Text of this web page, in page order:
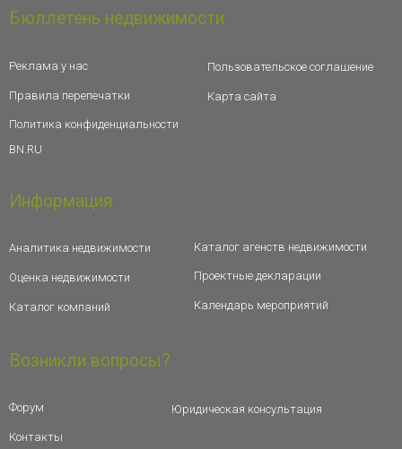
Бюллетень недвижимости
Реклама у нас
Правила перепечатки
Политика конфиденциальности
BN.RU
Пользовательское соглашение
Карта сайта
Информация
Аналитика недвижимости
Оценка недвижимости
Каталог компаний
Каталог агенств недвижимости
Проектные декларации
Календарь мероприятий
Возникли вопросы?
Форум
Контакты
Юридическая консультация